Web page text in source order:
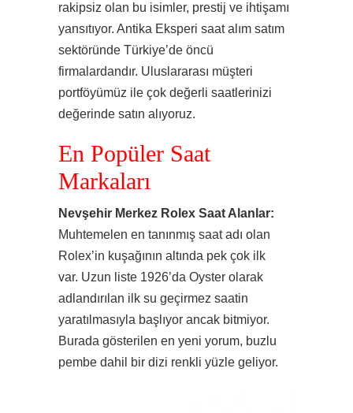
rakipsiz olan bu isimler, prestij ve ihtişamı
yansıtıyor. Antika Eksperi saat alım satım
sektöründe Türkiye’de öncü
firmalardandır. Uluslararası müşteri
portföyümüz ile çok değerli saatlerinizi
değerinde satın alıyoruz.
En Popüler Saat
Markaları
Nevşehir Merkez Rolex Saat Alanlar:
Muhtemelen en tanınmış saat adı olan
Rolex’in kuşağının altında pek çok ilk
var. Uzun liste 1926’da Oyster olarak
adlandırılan ilk su geçirmez saatin
yaratılmasıyla başlıyor ancak bitmiyor.
Burada gösterilen en yeni yorum, buzlu
pembe dahil bir dizi renkli yüzle geliyor.